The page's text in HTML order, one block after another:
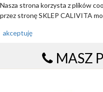
Nasza strona korzysta z plików
przez stronę SKLEP CALIVITA
akceptuję
MASZ